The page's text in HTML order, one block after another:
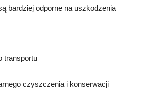
bardziej odporne na uszkodzenia
transportu
czyszczenia i konserwacji